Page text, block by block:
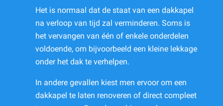
Het is normaal dat de staat van een dakkapel
na verloop van tijd zal verminderen. Soms is
het vervangen van één of enkele onderdelen
voldoende, om bijvoorbeeld een kleine lekkage
onder het dak te verhelpen.
In andere gevallen kiest men ervoor om een
dakkapel te laten renoveren of direct compleet